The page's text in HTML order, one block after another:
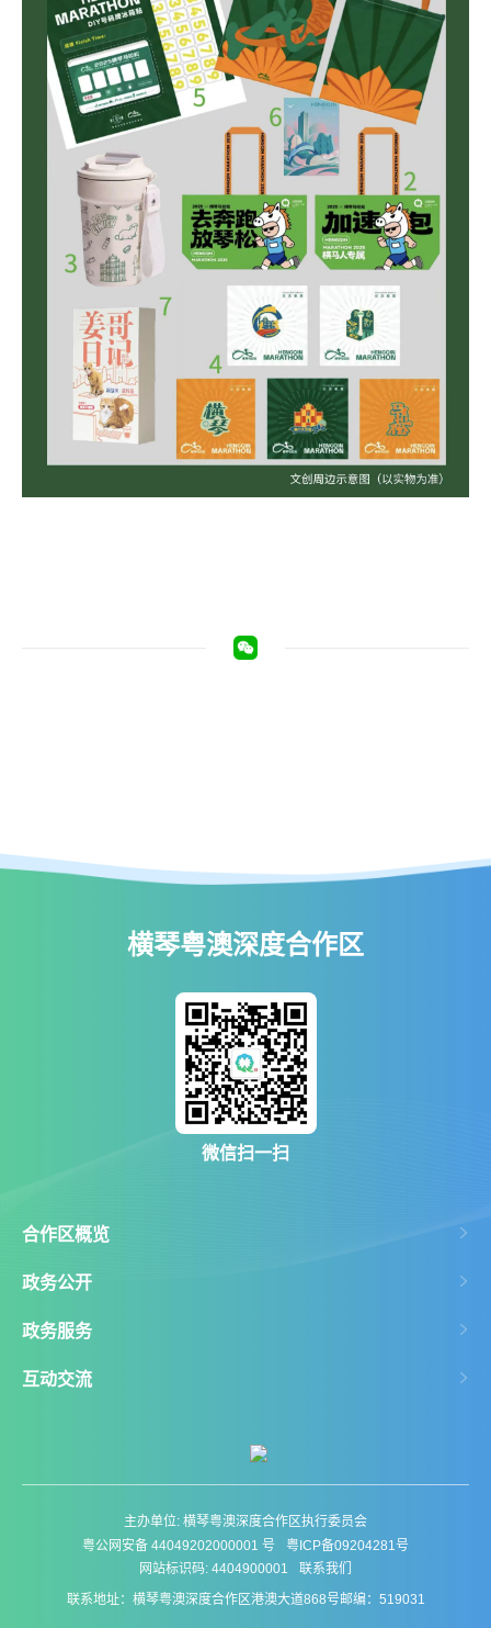
横琴粤澳深度合作区
微信扫一扫
合作区概览
政务公开
政务服务
互动交流
主办单位: 横琴粤澳深度合作区执行委员会
粤公网安备 44049202000001 号
粤ICP备09204281号
网站标识码: 4404900001
联系我们
联系地址：横琴粤澳深度合作区港澳大道868号邮编：519031